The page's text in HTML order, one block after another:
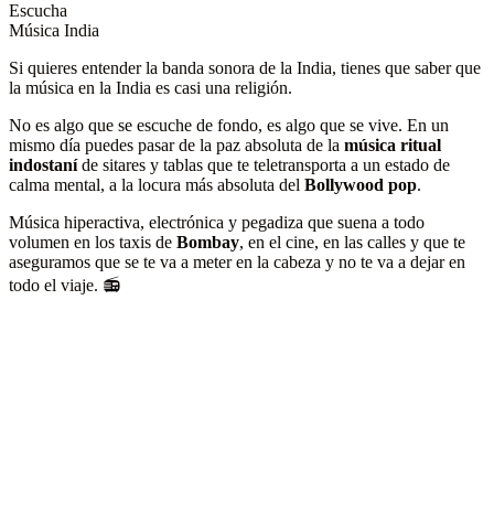
Escucha
Música India
Si quieres entender la banda sonora de la India, tienes que saber que
la música en la India es casi una religión.
No es algo que se escuche de fondo, es algo que se vive. En un
mismo día puedes pasar de la paz absoluta de la música ritual
indostaníde sitares y tablas que te teletransporta a un estado de
calma mental, a la locura más absoluta del Bollywood pop.
Música hiperactiva, electrónica y pegadiza que suena a todo
volumen en los taxis de Bombay, en el cine, en las calles y que te
aseguramos que se te va a meter en la cabeza y no te va a dejar en
todo el viaje. 📻